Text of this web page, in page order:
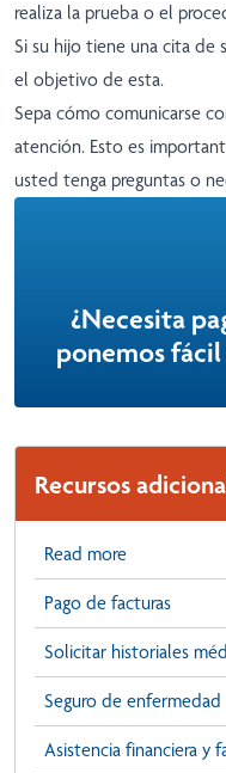
realiza la prueba o el
Si su hijo tiene una cita de
el objetivo de esta.
Sepa cómo comunicarse
atención. Esto es
usted tenga preguntas o
¿Necesita
ponemos fácil
Recursos
Read more
Pago de facturas
Solicitar historiales
Seguro de enfermedad
Asistencia financiera y